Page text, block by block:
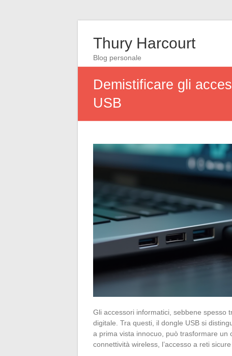
Thury Harcourt
Blog personale
Demistificare gli
USB
Gli accessori informatici, sebbene spesso
digitale. Tra questi, il dongle USB si
a prima vista innocuo, può trasformare
connettività wireless, l’accesso a reti